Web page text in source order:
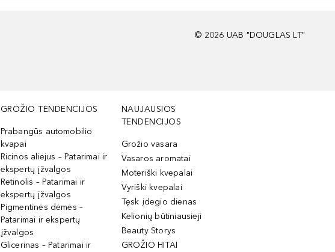
© 2026 UAB "DOUGLAS LT"
GROŽIO TENDENCIJOS
Prabangūs automobilio
kvapai
Ricinos aliejus – Patarimai ir
ekspertų įžvalgos
Retinolis – Patarimai ir
ekspertų įžvalgos
Pigmentinės dėmės –
Patarimai ir ekspertų
įžvalgos
Glicerinas – Patarimai ir
NAUJAUSIOS
TENDENCIJOS
Grožio vasara
Vasaros aromatai
Moteriški kvepalai
Vyriški kvepalai
Tęsk įdegio dienas
Kelionių būtiniausieji
Beauty Storys
GROŽIO HITAI